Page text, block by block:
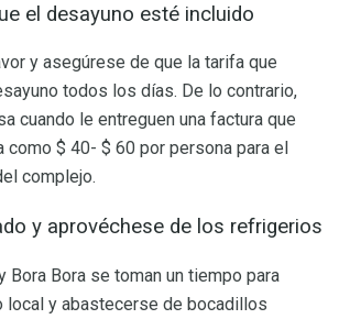
el desayuno esté incluido
y asegúrese de que la tarifa que
todos los días. De lo contrario,
cuando le entreguen una factura que
como $ 40- $ 60 por persona para el
complejo.
y aprovéchese de los refrigerios
Bora Bora se toman un tiempo para
local y abastecerse de bocadillos